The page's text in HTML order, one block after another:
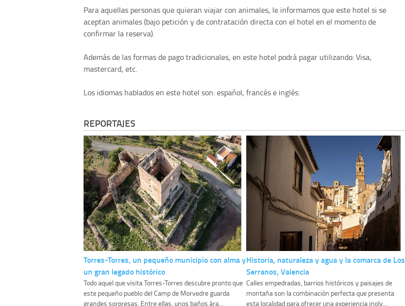
Para aquellas personas que quieran viajar con animales, le informamos que este hotel si se
aceptan animales (bajo petición y de contratación directa con el hotel en el momento de
confirmar la reserva).
Además de las formas de pago tradicionales, en este hotel podrá pagar utilizando: Visa,
mastercard, etc.
Los idiomas hablados en este hotel son: español, francés e inglés.
REPORTAJES
Torres-Torres, un pequeño municipio con alma y
un gran legado histórico
Todo aquel que visita Torres-Torres descubre pronto que
este pequeño pueblo del Camp de Morvedre guarda
grandes sorpresas. Entre ellas, unos baños ára...
Historia, naturaleza y agua y la comarca de Los
Serranos, Valencia
Calles empedradas, barrios históricos y paisajes de
montaña son la combinación perfecta que presenta
esta localidad para ofrecer una experiencia inolv...